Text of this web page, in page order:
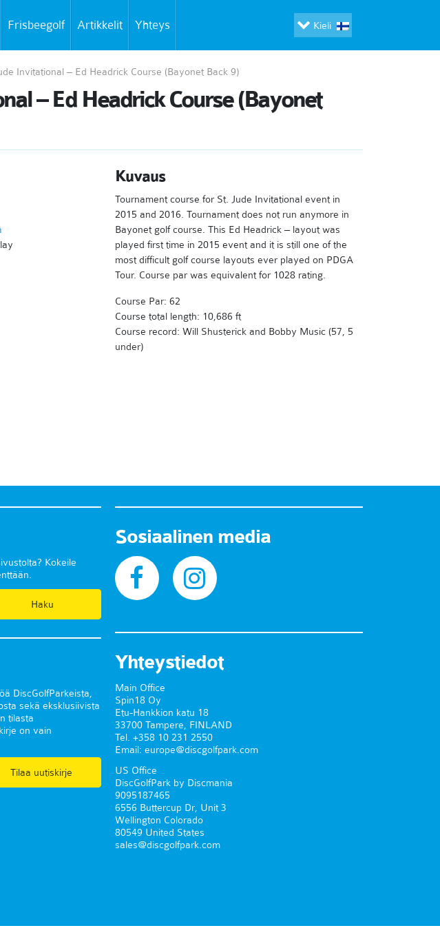
Frisbeegolf Artikkelit Yhteys Kieli
Invitational – Ed Headrick Course (Bayonet Back 9)
– Ed Headrick Course (Bayonet
Kuvaus
Tournament course for St. Jude Invitational event in
2015 and 2016. Tournament does not run anymore in
Bayonet golf course. This Ed Headrick – layout was
played first time in 2015 event and it is still one of the
most difficult golf course layouts ever played on PDGA
Tour. Course par was equivalent for 1028 rating.
Course Par: 62
Course total length: 10,686 ft
Course record: Will Shusterick and Bobby Music (57, 5
under)
Kokeile
DiscGolfParkeista,
sekä eksklusiivista
tilasta
on vain
Tilaa uutiskirje
Sosiaalinen media
Yhteystiedot
Main Office
Spin18 Oy
Etu-Hankkion katu 18
33700 Tampere, FINLAND
Tel. +358 10 231 2550
Email: europe@discgolfpark.com
US Office
DiscGolfPark by Discmania
9095187465
6556 Buttercup Dr, Unit 3
Wellington Colorado
80549 United States
sales@discgolfpark.com